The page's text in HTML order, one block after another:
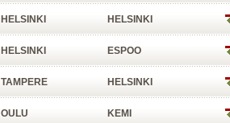
HELSINKI HELSINKI
HELSINKI ESPOO
TAMPERE HELSINKI
OULU KEMI